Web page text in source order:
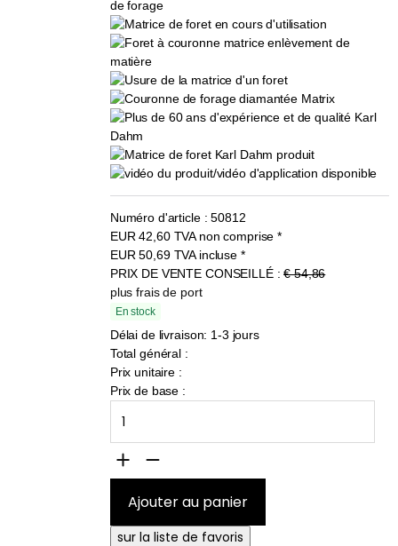
Numéro d'article : 50812
EUR42,60 TVA non comprise *
EUR50,69 TVA incluse *
PRIX DE VENTE CONSEILLÉ :€ 54,86
plus frais de port
En stock
Délai de livraison: 1-3 jours
Total général :
Prix unitaire :
Prix de base :